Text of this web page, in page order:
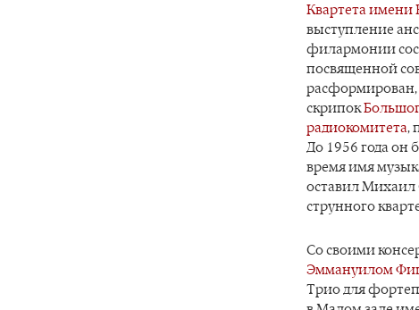
Квартета имени
выступление
филармонии
посвященной
скрипок
радиокомитета,
До 1956 года он
время имя
оставил Михаил
струнного
Со своими
Эммануилом
Трио для